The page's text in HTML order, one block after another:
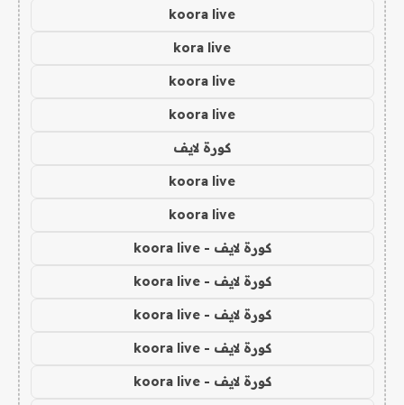
koora live
kora live
koora live
koora live
كورة لايف
koora live
koora live
كورة لايف - koora live
كورة لايف - koora live
كورة لايف - koora live
كورة لايف - koora live
كورة لايف - koora live